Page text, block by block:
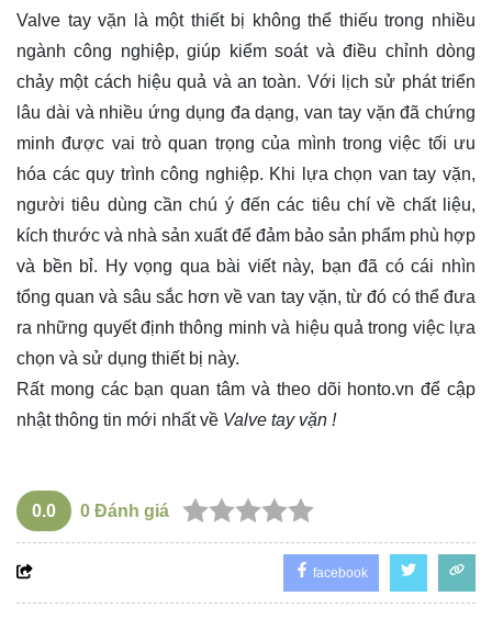
Valve tay vặn là một thiết bị không thể thiếu trong nhiều
ngành công nghiệp, giúp kiểm soát và điều chỉnh dòng
chảy một cách hiệu quả và an toàn. Với lịch sử phát triển
lâu dài và nhiều ứng dụng đa dạng, van tay vặn đã chứng
minh được vai trò quan trọng của mình trong việc tối ưu
hóa các quy trình công nghiệp. Khi lựa chọn van tay vặn,
người tiêu dùng cần chú ý đến các tiêu chí về chất liệu,
kích thước và nhà sản xuất để đảm bảo sản phẩm phù hợp
và bền bỉ. Hy vọng qua bài viết này, bạn đã có cái nhìn
tổng quan và sâu sắc hơn về van tay vặn, từ đó có thể đưa
ra những quyết định thông minh và hiệu quả trong việc lựa
chọn và sử dụng thiết bị này.
Rất mong các bạn quan tâm và theo dõi honto.vn để cập
nhật thông tin mới nhất về Valve tay vặn !
0.0 0 Đánh giá
facebook